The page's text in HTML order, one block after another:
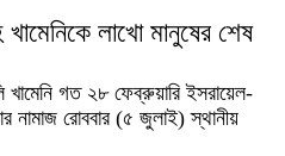
লাখো মানুষের শেষ
খামেনি গত ২৮ ফেব্রুয়ারি ইসরায়েল-
নামাজ রোববার (৫ জুলাই) স্থানীয়